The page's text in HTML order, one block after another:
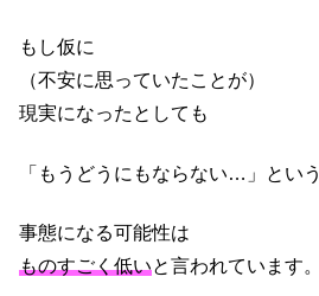
もし仮に
（不安に思っていたことが）
現実になったとしても
「もうどうにもならない…」という
事態になる可能性は
ものすごく低いと言われています。